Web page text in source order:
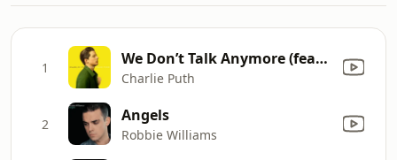
1 We Don’t Talk Anymore (feat. Selena Gomez)
Charlie Puth
2 Angels
Robbie Williams